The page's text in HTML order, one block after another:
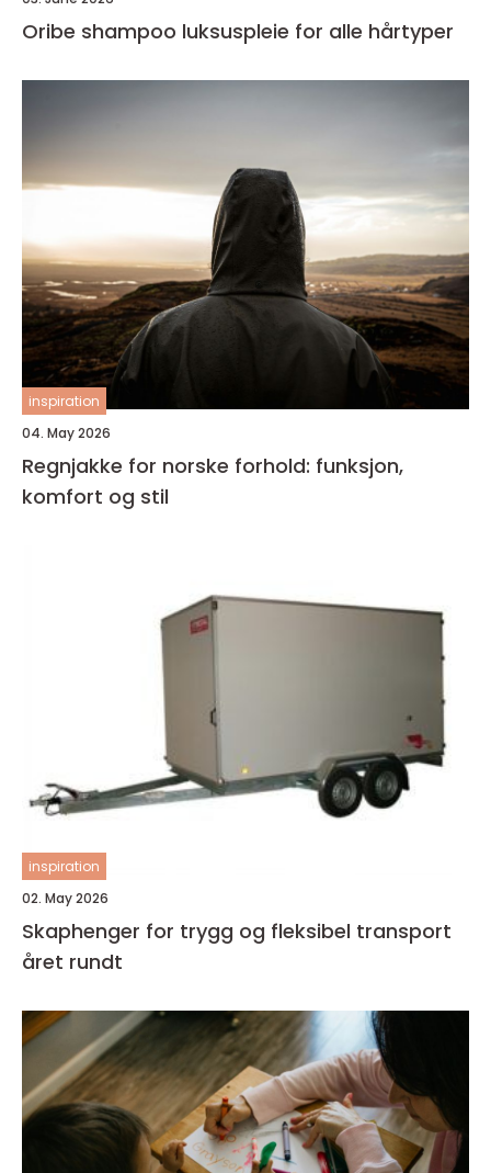
Oribe shampoo luksuspleie for alle hårtyper
inspiration
04. May 2026
Regnjakke for norske forhold: funksjon,
komfort og stil
inspiration
02. May 2026
Skaphenger for trygg og fleksibel transport
året rundt